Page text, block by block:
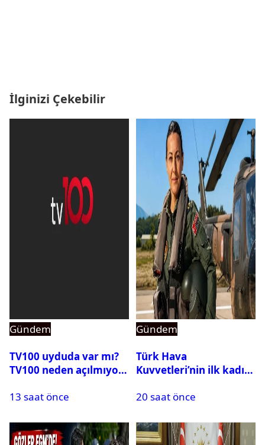
İlginizi Çekebilir
Gündem
TV100 uyduda var mı?
TV100 neden açılmıyor?
13 saat önce
Gündem
Türk Hava
Kuvvetleri’nin ilk kadın
Karapınar hakkında
ortaya çıktı
20 saat önce